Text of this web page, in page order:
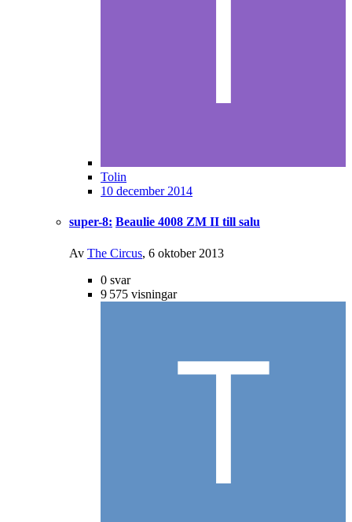
Tolin
10 december 2014
super-8: Beaulie 4008 ZM II till salu
Av The Circus, 6 oktober 2013
0 svar
9 575 visningar